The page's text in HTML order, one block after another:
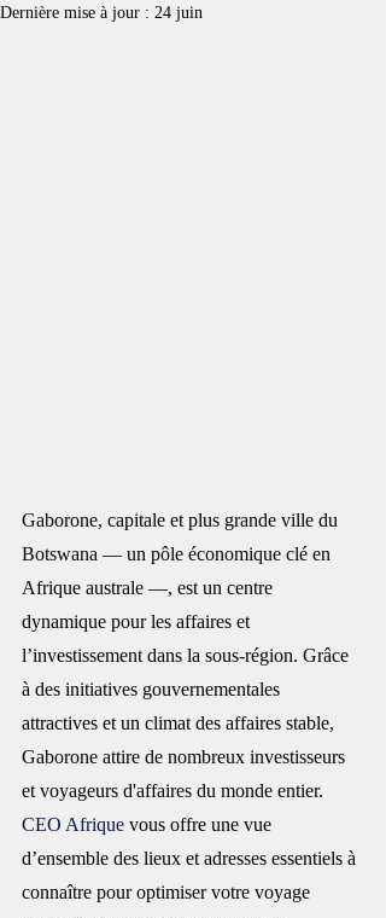
Dernière mise à jour : 24 juin
Gaborone, capitale et plus grande ville du
Botswana — un pôle économique clé en
Afrique australe —, est un centre
dynamique pour les affaires et
l’investissement dans la sous-région. Grâce
à des initiatives gouvernementales
attractives et un climat des affaires stable,
Gaborone attire de nombreux investisseurs
et voyageurs d'affaires du monde entier.
CEO Afrique vous offre une vue
d’ensemble des lieux et adresses essentiels à
connaître pour optimiser votre voyage